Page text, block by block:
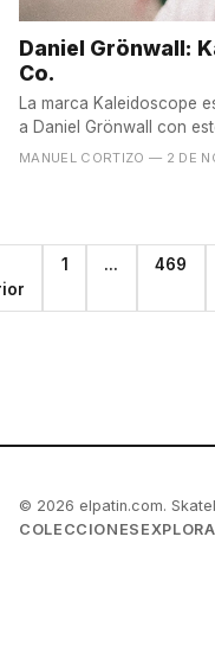
Daniel Grönwall:
Co.
La marca Kaleidoscope
a Daniel Grönwall con
MANUEL CORTIZO — 2 DE
1 ... 469
© 2026 elpatin.com.
COLECCIONES EXPLORA